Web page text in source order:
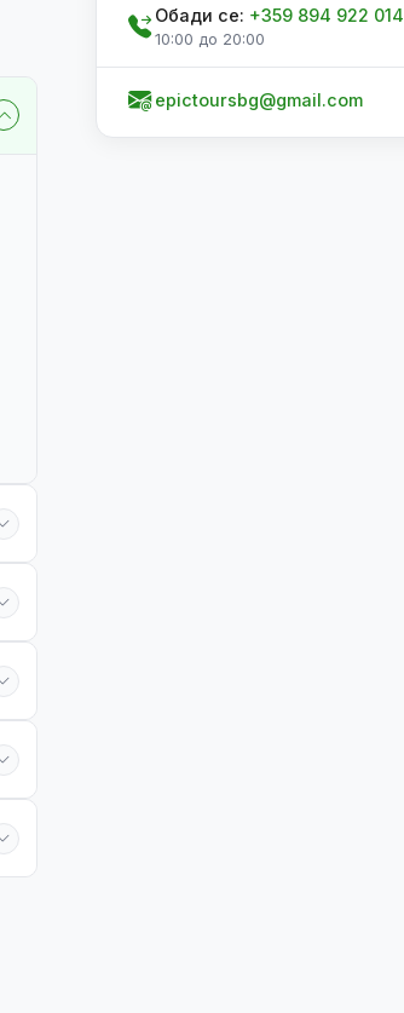
Обади се: +359 894 922 014
10:00 до 20:00
epictoursbg@gmail.com